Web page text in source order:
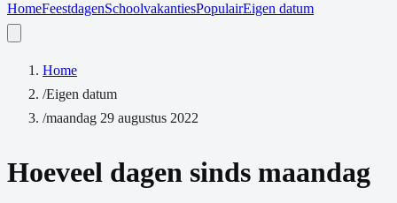
HomeFeestdagenSchoolvakantiesPopulairEigen datum
Home
/Eigen datum
/maandag 29 augustus 2022
Hoeveel dagen sinds maandag